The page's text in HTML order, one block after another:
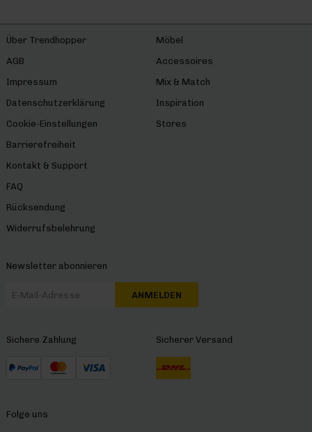
Über Trendhopper
AGB
Impressum
Datenschutzerklärung
Cookie-Einstellungen
Barrierefreiheit
Kontakt & Support
FAQ
Rücksendung
Widerrufsbelehrung
Möbel
Accessoires
Mix & Match
Inspiration
Stores
Newsletter abonnieren
ANMELDEN
Sichere Zahlung Sicherer Versand
Folge uns